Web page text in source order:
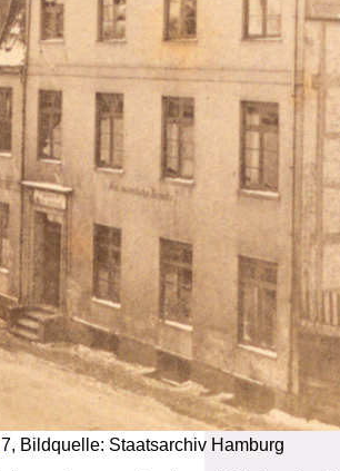
7, Bildquelle: Staatsarchiv Hamburg